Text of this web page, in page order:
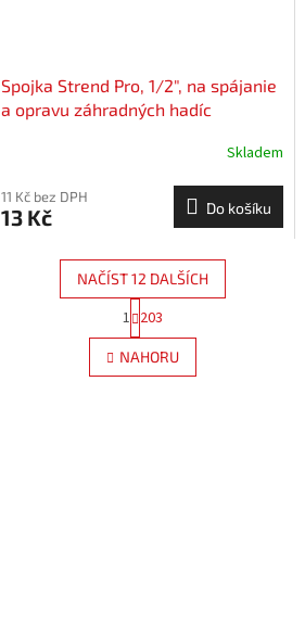
Spojka Strend Pro, 1/2", na spájanie
a opravu záhradných hadíc
Skladem
11 Kč bez DPH
13 Kč Do košíku
O
v
l
NAČÍST 12 DALŠÍCH
t
r
á
n
1 203
NAHORU